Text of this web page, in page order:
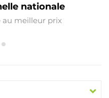
nationale
au meilleur prix